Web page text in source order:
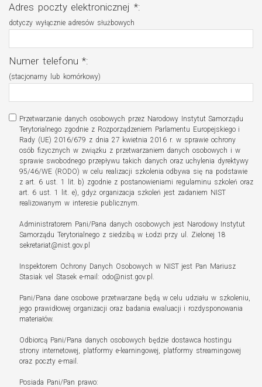
Adres poczty elektronicznej *:
dotyczy wyłącznie adresów służbowych
Numer telefonu *:
(stacjonarny lub komórkowy)
Przetwarzanie danych osobowych przez Narodowy Instytut Samorządu
Terytorialnego zgodnie z Rozporządzeniem Parlamentu Europejskiego i
Rady (UE) 2016/679 z dnia 27 kwietnia 2016 r. w sprawie ochrony
osób fizycznych w związku z przetwarzaniem danych osobowych i w
sprawie swobodnego przepływu takich danych oraz uchylenia dyrektywy
95/46/WE (RODO) w celu realizacji szkolenia odbywa się na podstawie
z art. 6 ust. 1 lit. b) zgodnie z postanowieniami regulaminu szkoleń oraz
art. 6 ust. 1 lit. e), gdyż organizacja szkoleń jest zadaniem NIST
realizowanym w interesie publicznym.
Administratorem Pani/Pana danych osobowych jest Narodowy Instytut
Samorządu Terytorialnego z siedzibą w Łodzi przy ul. Zielonej 18
sekretariat@nist.gov.pl
Inspektorem Ochrony Danych Osobowych w NIST jest Pan Mariusz
Stasiak vel Stasek e-mail: odo@nist.gov.pl.
Pani/Pana dane osobowe przetwarzane będą w celu udziału w szkoleniu,
jego prawidłowej organizacji oraz badania ewaluacji i rozdysponowania
materiałów.
Odbiorcą Pani/Pana danych osobowych będzie dostawca hostingu
strony internetowej, platformy e-learningowej, platformy streamingowej
oraz poczty e-mail.
Posiada Pani/Pan prawo: